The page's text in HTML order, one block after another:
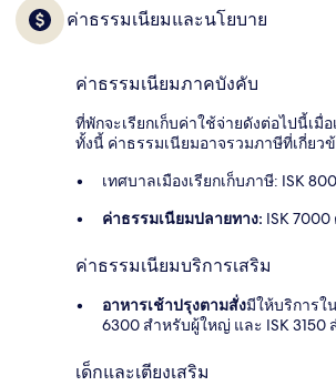
ค่าธรรมเนียมและนโยบาย
ค่าธรรมเนียมภาคบังคับ
ที่พักจะเรียกเก็บค่าใช้จ่ายดังต่อไปนี้เมื่
ทั้งนี้ ค่าธรรมเนียมอาจรวมภาษีที่เกี่ยว
เทศบาลเมืองเรียกเก็บภาษี: ISK
ค่าธรรมเนียมปลายทาง: ISK
ค่าธรรมเนียมบริการเสริม
อาหารเช้าปรุงตามสั่งมีให้บริการใ
6300 สำหรับผู้ใหญ่ และ ISK 3150
เด็กและเตียงเสริม